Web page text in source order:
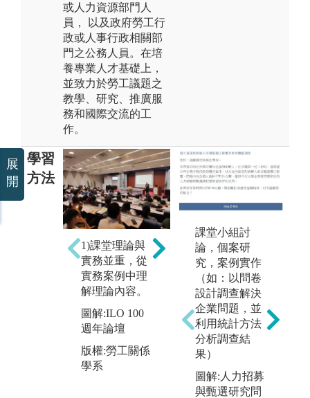
或人力資源部門人
員， 以及政府勞工行
政或人事行政相關部
門之公務人員。在培
養專業人才基礎上，
並致力於勞工議題之
教學、研究、推廣服
務和國際交流的工
作。
學習
方法
1)課堂理論與
實務並重，從
實務案例中理
解理論內容。
圖解:ILO 100
週年論壇
版權:勞工關係
學系
2)小組討論與
專題學習，加
深知識之建構
和團體互動能
力。
圖解:日內瓦國
際勞動事務研
習
版權:勞工關係
學系
課堂小組討
論，個案研
究，案例實作
（如：以問卷
設計調查解決
企業問題，並
利用統計方法
分析調查結
果）
圖解:人力招募
與甄選研究問
展
開